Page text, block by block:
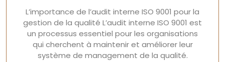
L’importance de l’audit interne ISO 9001 pour la
gestion de la qualité L’audit interne ISO 9001 est
un processus essentiel pour les organisations
qui cherchent à maintenir et améliorer leur
système de management de la qualité.